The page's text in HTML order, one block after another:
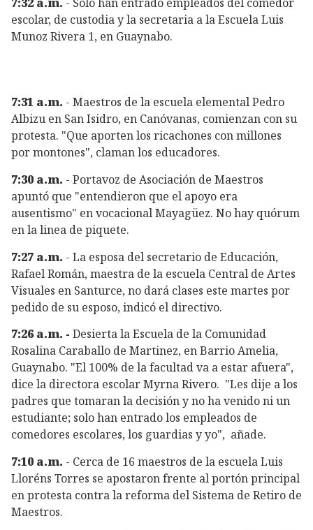
escolar, de custodia y la secretaria a la Escuela Luis
Munoz Rivera 1, en Guaynabo.
7:31 a.m. - Maestros de la escuela elemental Pedro
Albizu en San Isidro, en Canóvanas, comienzan con su
protesta. "Que aporten los ricachones con millones
por montones", claman los educadores.
7:30 a.m. - Portavoz de Asociación de Maestros
apuntó que "entendieron que el apoyo era
ausentismo" en vocacional Mayagüez. No hay quórum
en la linea de piquete.
7:27 a.m. - La esposa del secretario de Educación,
Rafael Román, maestra de la escuela Central de Artes
Visuales en Santurce, no dará clases este martes por
pedido de su esposo, indicó el directivo.
7:26 a.m. - Desierta la Escuela de la Comunidad
Rosalina Caraballo de Martinez, en Barrio Amelia,
Guaynabo. "El 100% de la facultad va a estar afuera",
dice la directora escolar Myrna Rivero. "Les dije a los
padres que tomaran la decisión y no ha venido ni un
estudiante; solo han entrado los empleados de
comedores escolares, los guardias y yo", añade.
7:10 a.m. - Cerca de 16 maestros de la escuela Luis
Lloréns Torres se apostaron frente al portón principal
en protesta contra la reforma del Sistema de Retiro de
Maestros.